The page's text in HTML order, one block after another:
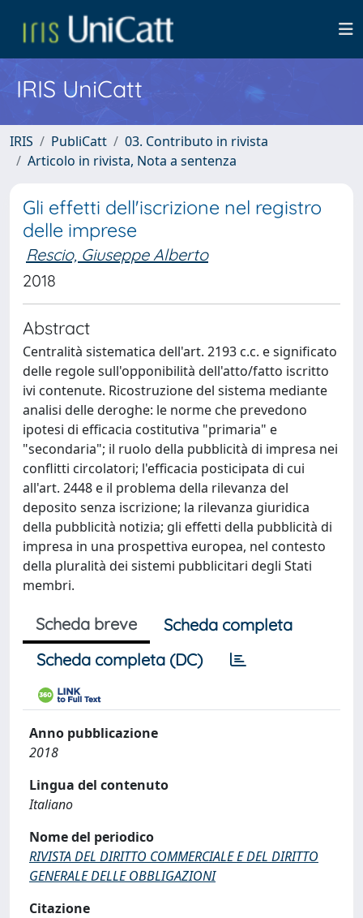
IRIS UniCatt
IRIS PubliCatt
03. Contributo in rivista
Articolo in rivista, Nota a sentenza
Gli effetti dell'iscrizione nel registro
delle imprese
Rescio, Giuseppe Alberto
2018
Abstract
Centralità sistematica dell'art. 2193 c.c. e significato
delle regole sull'opponibilità dell'atto/fatto iscritto
ivi contenute. Ricostruzione del sistema mediante
analisi delle deroghe: le norme che prevedono
ipotesi di efficacia costitutiva "primaria" e
"secondaria"; il ruolo della pubblicità di impresa nei
conflitti circolatori; l'efficacia posticipata di cui
all'art. 2448 e il problema della rilevanza del
deposito senza iscrizione; la rilevanza giuridica
della pubblicità notizia; gli effetti della pubblicità di
impresa in una prospettiva europea, nel contesto
della pluralità dei sistemi pubblicitari degli Stati
membri.
Scheda breve
Scheda completa
Scheda completa (DC)
Anno pubblicazione
2018
Lingua del contenuto
Italiano
Nome del periodico
RIVISTA DEL DIRITTO COMMERCIALE E DEL DIRITTO
GENERALE DELLE OBBLIGAZIONI
Citazione